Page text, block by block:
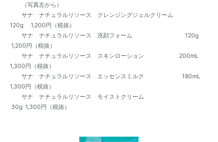
（写真左から）
サナ ナチュラルリソース クレンジングジェルクリーム
120g 1,200円（税抜）
サナ ナチュラルリソース 洗顔フォーム 120g
1,200円（税抜）
サナ ナチュラルリソース スキンローション 200mL
1,300円（税抜）
サナ ナチュラルリソース エッセンスミルク 180mL
1,300円（税抜）
サナ ナチュラルリソース モイストクリーム
30g 1,300円（税抜）